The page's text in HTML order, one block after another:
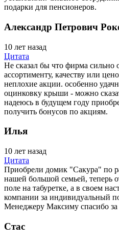
подарки для пенсионеров.
Александр Петрович
10 лет назад
Цитата
Не сказал бы что фирма сильно
ассортименту, качеству или
неплохие акции. особенно
оцинковку крыши - можно
надеюсь в будущем году
получить бонусов по акциям.
Илья
10 лет назад
Цитата
Приобрели домик "Сакура" по
нашей большой семьей, теперь
поле на табуретке, а в своем
компании за индивидуальный
Менеджеру Максиму спасибо за
Стас